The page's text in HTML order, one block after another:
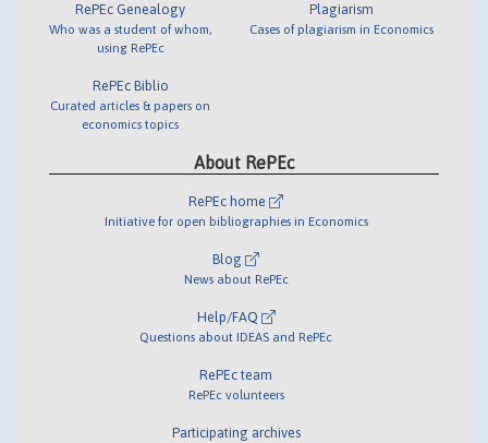
RePEc Genealogy
Who was a student of whom,
using RePEc
RePEc Biblio
Curated articles & papers on
economics topics
Plagiarism
Cases of plagiarism in Economics
About RePEc
RePEc home
Initiative for open bibliographies in Economics
Blog
News about RePEc
Help/FAQ
Questions about IDEAS and RePEc
RePEc team
RePEc volunteers
Participating archives